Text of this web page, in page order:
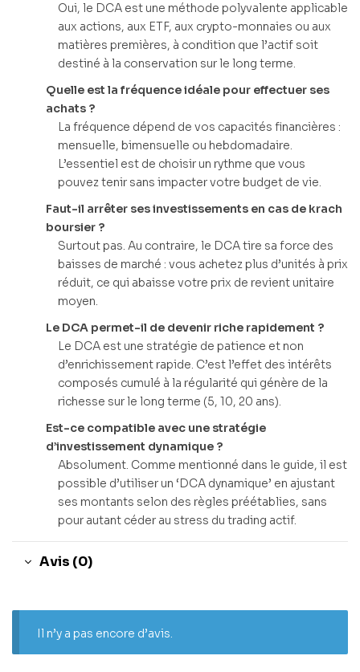
Oui, le DCA est une méthode polyvalente applicable
aux actions, aux ETF, aux crypto-monnaies ou aux
matières premières, à condition que l’actif soit
destiné à la conservation sur le long terme.
Quelle est la fréquence idéale pour effectuer ses
achats ?
La fréquence dépend de vos capacités financières :
mensuelle, bimensuelle ou hebdomadaire.
L’essentiel est de choisir un rythme que vous
pouvez tenir sans impacter votre budget de vie.
Faut-il arrêter ses investissements en cas de krach
boursier ?
Surtout pas. Au contraire, le DCA tire sa force des
baisses de marché : vous achetez plus d’unités à prix
réduit, ce qui abaisse votre prix de revient unitaire
moyen.
Le DCA permet-il de devenir riche rapidement ?
Le DCA est une stratégie de patience et non
d’enrichissement rapide. C’est l’effet des intérêts
composés cumulé à la régularité qui génère de la
richesse sur le long terme (5, 10, 20 ans).
Est-ce compatible avec une stratégie
d’investissement dynamique ?
Absolument. Comme mentionné dans le guide, il est
possible d’utiliser un ‘DCA dynamique’ en ajustant
ses montants selon des règles préétablies, sans
pour autant céder au stress du trading actif.
Avis (0)
Il n’y a pas encore d’avis.